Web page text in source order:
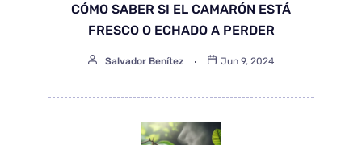
CÓMO SABER SI EL CAMARÓN ESTÁ
FRESCO O ECHADO A PERDER
Salvador Benítez Jun 9, 2024